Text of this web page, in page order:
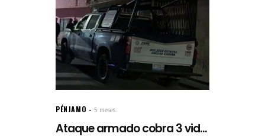
PÉNJAMO 5 meses.
Ataque armado cobra 3 vid...